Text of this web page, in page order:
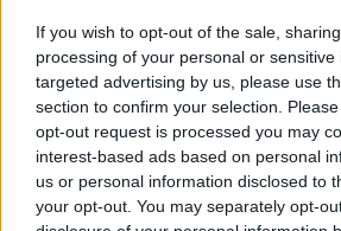
If you wish to opt-out of the sale,
processing of your personal or
targeted advertising by us, please use
section to confirm your selection.
opt-out request is processed you may
interest-based ads based on personal
us or personal information disclosed to
your opt-out. You may separately opt-